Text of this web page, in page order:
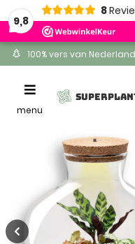
9,8
8
100% vers van
Altijd gratis levering
Toggle
navigation
menu